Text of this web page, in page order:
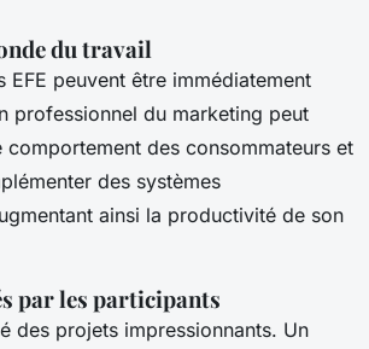
du travail
peuvent être immédiatement
professionnel du marketing peut
des consommateurs et
des systèmes
ainsi la productivité de son
par les participants
des projets impressionnants. Un